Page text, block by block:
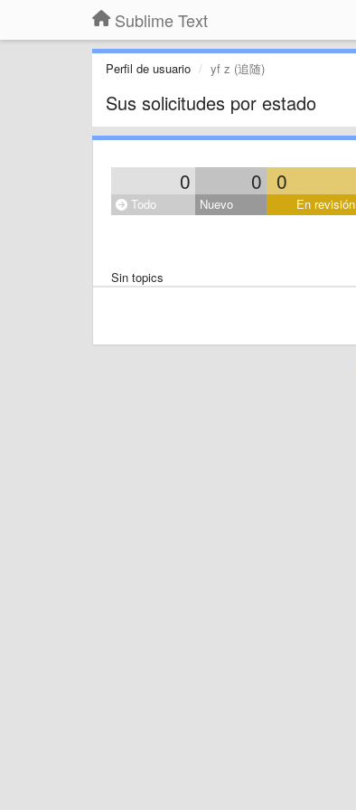
Sublime Text
Perfil de usuario yf z (追随)
Sus solicitudes por estado
0 0 0
Todo Nuevo En revisión
Sin topics